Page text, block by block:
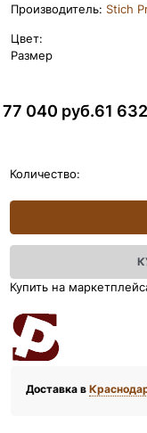
Производитель: Stich
Цвет:
Размер
77 040 руб.61 632
Количество:
Купить на
Доставка в